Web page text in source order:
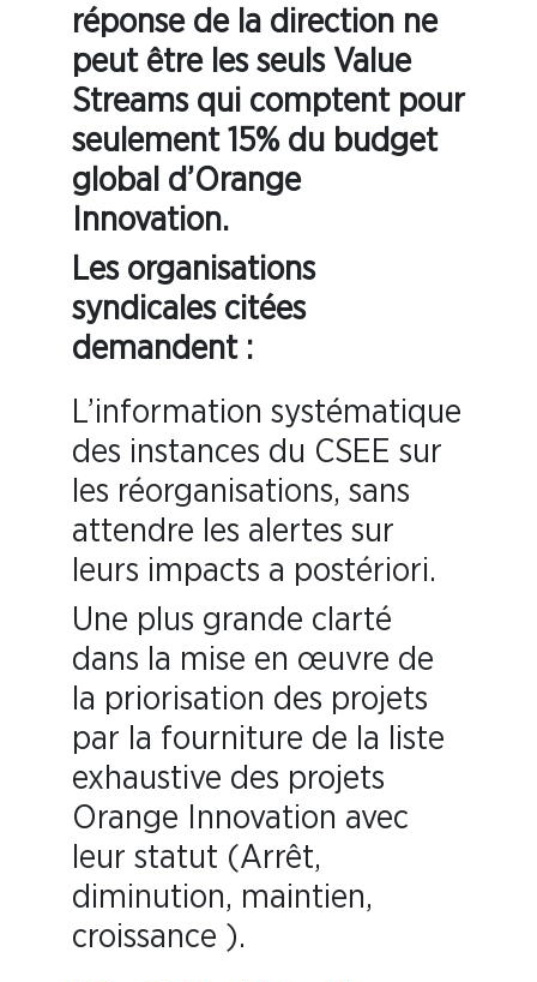
réponse de la direction ne
peut être les seuls Value
Streams qui comptent pour
seulement 15% du budget
global d’Orange
Innovation.
Les organisations
syndicales citées
demandent :
L’information systématique
des instances du CSEE sur
les réorganisations, sans
attendre les alertes sur
leurs impacts a postériori.
Une plus grande clarté
dans la mise en œuvre de
la priorisation des projets
par la fourniture de la liste
exhaustive des projets
Orange Innovation avec
leur statut (Arrêt,
diminution, maintien,
croissance ).